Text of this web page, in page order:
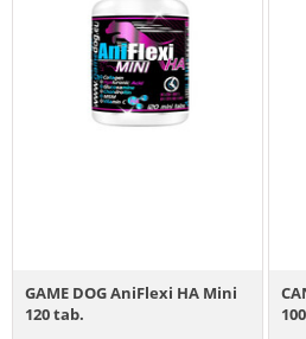
GAME DOG AniFlexi HA Mini
120 tab.